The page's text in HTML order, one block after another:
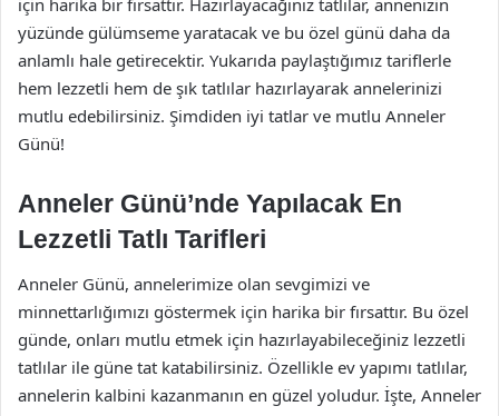
için harika bir fırsattır. Hazırlayacağınız tatlılar, annenizin
yüzünde gülümseme yaratacak ve bu özel günü daha da
anlamlı hale getirecektir. Yukarıda paylaştığımız tariflerle
hem lezzetli hem de şık tatlılar hazırlayarak annelerinizi
mutlu edebilirsiniz. Şimdiden iyi tatlar ve mutlu Anneler
Günü!
Anneler Günü’nde Yapılacak En
Lezzetli Tatlı Tarifleri
Anneler Günü, annelerimize olan sevgimizi ve
minnettarlığımızı göstermek için harika bir fırsattır. Bu özel
günde, onları mutlu etmek için hazırlayabileceğiniz lezzetli
tatlılar ile güne tat katabilirsiniz. Özellikle ev yapımı tatlılar,
annelerin kalbini kazanmanın en güzel yoludur. İşte, Anneler